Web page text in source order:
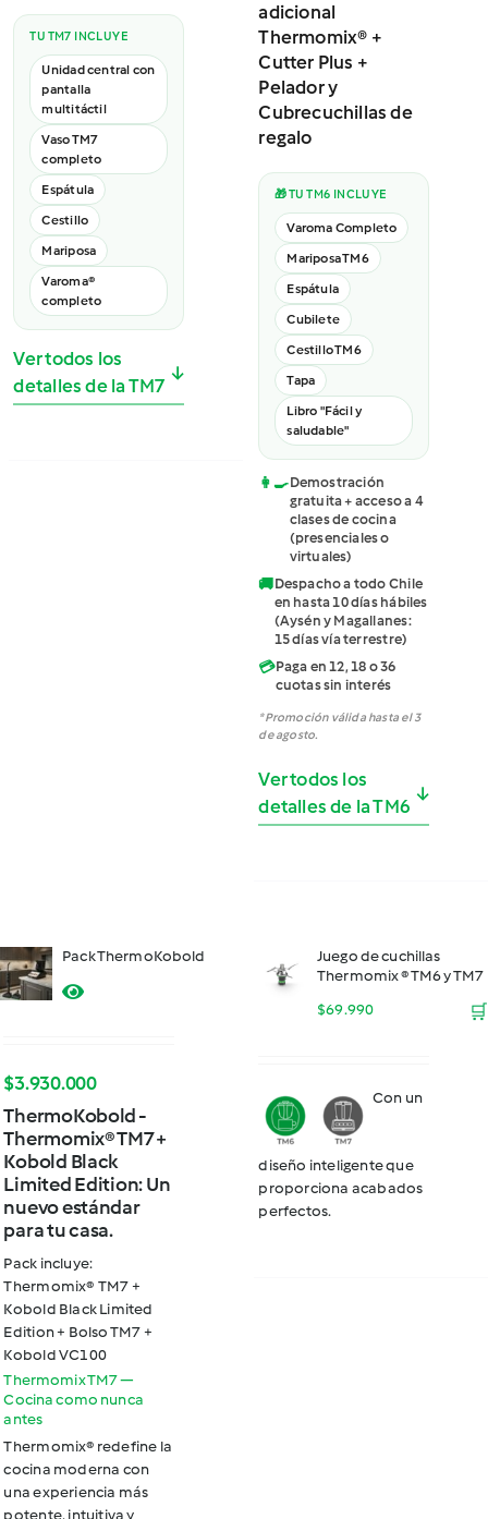
TU TM7 INCLUYE
Unidad central con
pantalla
multitáctil
Vaso TM7
completo
Espátula
Cestillo
Mariposa
Varoma®
completo
Ver todos los
detalles de la TM7
↓
adicional
Thermomix® +
Cutter Plus +
Pelador y
Cubrecuchillas de
regalo
🎁 TU TM6 INCLUYE
Varoma Completo
Mariposa TM6
Espátula
Cubilete
Cestillo TM6
Tapa
Libro "Fácil y
saludable"
👩‍🍳Demostración
gratuita + acceso a 4
clases de cocina
(presenciales o
virtuales)
🚚Despacho a todo Chile
en hasta 10 días hábiles
(Aysén y Magallanes:
15 días vía terrestre)
💳Paga en 12, 18 o 36
cuotas sin interés
*Promoción válida hasta el 3
de agosto.
Ver todos los
detalles de la TM6
↓
Pack ThermoKobold
$3.930.000
ThermoKobold -
Thermomix® TM7 +
Kobold Black
Limited Edition: Un
nuevo estándar
para tu casa.
Pack incluye:
Thermomix® TM7 +
Kobold Black Limited
Edition + Bolso TM7 +
Kobold VC100
Thermomix TM7 —
Cocina como nunca
antes
Thermomix® redefine la
cocina moderna con
una experiencia más
potente, intuitiva y
Juego de cuchillas
Thermomix ® TM6 y TM7
$69.990 🛒
Con un
diseño inteligente que
proporciona acabados
perfectos.